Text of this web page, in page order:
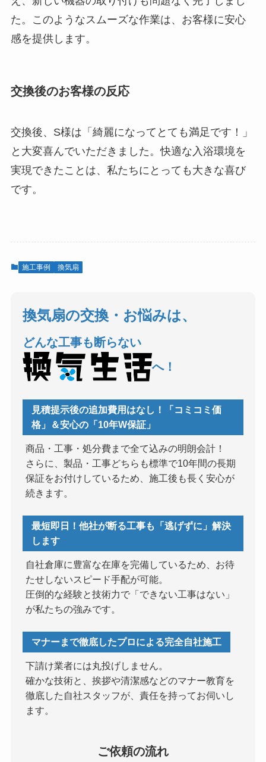
た。このようなスムーズな作業は、お客様に安心
感を提供します。
交換後のお客様の反応
交換後、S様は「綺麗になってとても満足です！」
と大変喜んでいただきました。快適な入浴環境を
実現できたことは、私たちにとっても大きな喜び
です。
施工事例 換気扇
換気扇の交換・お悩みは、
どんな工事も断らない
へ！
見積提示後の追加費用はなし！「コミコミ価
格」＆安心の「10年W保証」
商品・工事・処分費まで全て込みの明朗会計！
さらに、製品・工事どちらも標準で10年間の長期
保証をお付けしているため、施工後も長く安心が
続きます。
最短即日！他社が断る工事も「逃げずに」解決
します
自社倉庫に豊富な在庫を完備しているため、お待
たせしないスピード手配が可能。
圧倒的な経験と技術力で「できない工事はない」
が私たちの強みです。
マナーまで徹底したプロによる完全自社施工
下請け業者には丸投げしません。
確かな技術と、挨拶や清潔感などのマナー教育を
徹底した自社スタッフが、責任を持ってお伺いし
ます。
ご依頼の流れ